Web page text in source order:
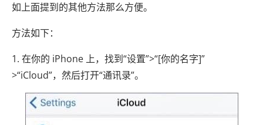
如上面提到的其他方法那么方便。
方法如下：
1. 在你的 iPhone 上，找到“设置”>“[你的名字]”
>“iCloud”，然后打开“通讯录”。